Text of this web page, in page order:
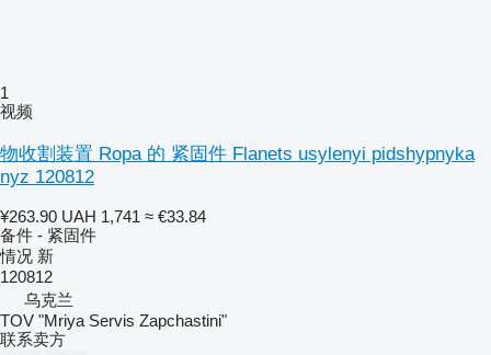
1
视频
物收割装置 Ropa 的 紧固件 Flanets usylenyi pidshypnyka
nyz 120812
¥263.90 UAH 1,741 ≈ €33.84
备件 - 紧固件
情况 新
120812
乌克兰
TOV "Mriya Servis Zapchastini"
联系卖方